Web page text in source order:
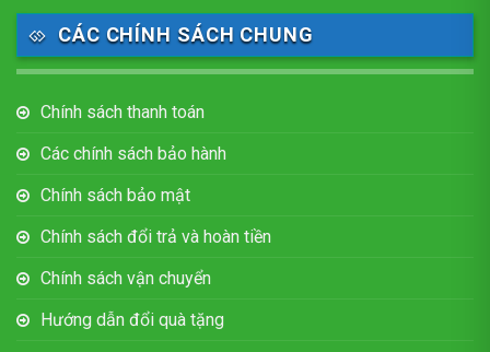
CÁC CHÍNH SÁCH CHUNG
Chính sách thanh toán
Các chính sách bảo hành
Chính sách bảo mật
Chính sách đổi trả và hoàn tiền
Chính sách vận chuyển
Hướng dẫn đổi quà tặng